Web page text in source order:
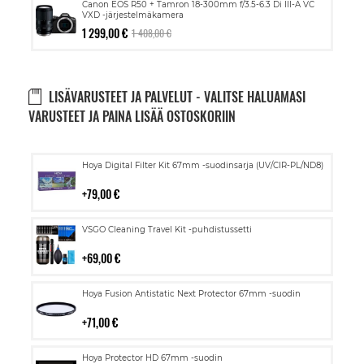
Canon EOS R50 + Tamron 18-300mm f/3.5-6.3 Di III-A VC
VXD -järjestelmäkamera
1 299,00 € 1 408,00 €
LISÄVARUSTEET JA PALVELUT - VALITSE HALUAMASI
VARUSTEET JA PAINA LISÄÄ OSTOSKORIIN
Hoya Digital Filter Kit 67mm -suodinsarja (UV/CIR-PL/ND8)
79,00 €
Lisää
VSGO Cleaning Travel Kit -puhdistussetti
69,00 €
Lisää
Hoya Fusion Antistatic Next Protector 67mm -suodin
71,00 €
Lisää
Hoya Protector HD 67mm -suodin
Lisää